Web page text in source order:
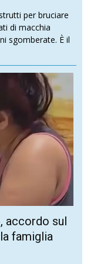
per bruciare
di macchia
sgomberate. È il
accordo sul
famiglia